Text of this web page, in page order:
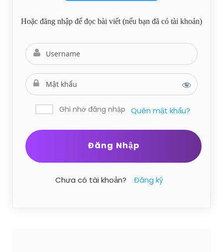
Hoặc đăng nhập để đọc bài viết (nếu bạn đã có tài khoản)
Ghi nhớ đăng nhập Quên mật khẩu?
Chưa có tài khoản? Đăng ký